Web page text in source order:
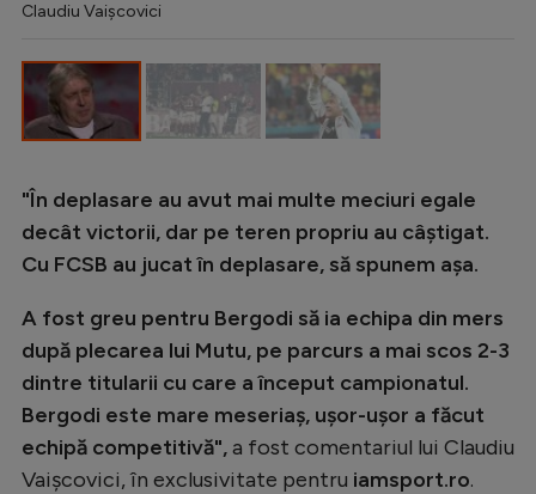
Intră în cont
Claudiu Vaișcovici
"În deplasare au avut mai multe meciuri egale
decât victorii, dar pe teren propriu au câștigat.
Cu FCSB au jucat în deplasare, să spunem așa.
A fost greu pentru Bergodi să ia echipa din mers
după plecarea lui Mutu, pe parcurs a mai scos 2-3
dintre titularii cu care a început campionatul.
Bergodi este mare meseriaș, ușor-ușor a făcut
echipă competitivă",a fost comentariul lui Claudiu
Vaișcovici, în exclusivitate pentru iamsport.ro.